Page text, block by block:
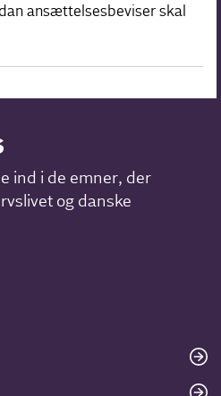
ansættelsesbeviser skal
ind i de emner, der
og danske